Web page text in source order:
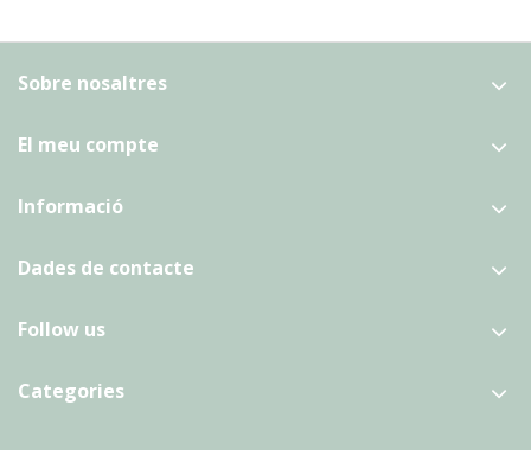
Sobre nosaltres
El meu compte
Informació
Dades de contacte
Follow us
Categories